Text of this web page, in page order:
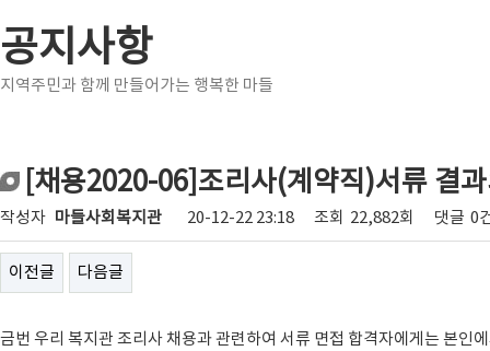
공지사항
지역주민과 함께 만들어가는 행복한 마들
[채용2020-06]조리사(계약직)서류 결
작성자 마들사회복지관 20-12-22 23:18 조회 22,882회 댓글 0
이전글 다음글
금번 우리 복지관 조리사 채용과 관련하여 서류 면접 합격자에게는 본인